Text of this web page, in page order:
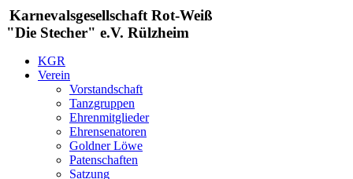
Karnevalsgesellschaft Rot-Weiß
"Die Stecher" e.V. Rülzheim
KGR
Verein
Vorstandschaft
Tanzgruppen
Ehrenmitglieder
Ehrensenatoren
Goldner Löwe
Patenschaften
Satzung